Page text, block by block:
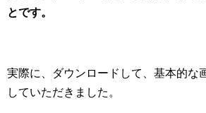
とです。
実際に、ダウンロードして、基本的な
していただきました。